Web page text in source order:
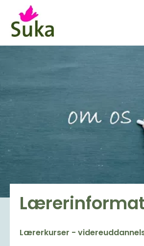
Lærerkurser -